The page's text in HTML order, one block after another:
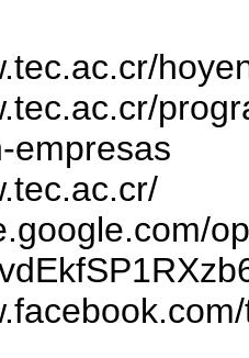
empresas